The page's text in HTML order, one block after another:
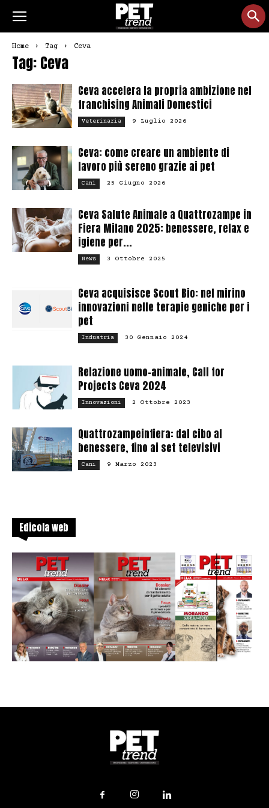
Home Tag Ceva
Tag: Ceva
Ceva accelera la propria ambizione nel
franchising Animali Domestici
Veterinaria 9 Luglio 2026
Ceva: come creare un ambiente di
lavoro più sereno grazie ai pet
Cani 25 Giugno 2026
Ceva Salute Animale a Quattrozampe in
Fiera Milano 2025: benessere, relax e
igiene per...
News 3 Ottobre 2025
Ceva acquisisce Scout Bio: nel mirino
innovazioni nelle terapie geniche per i
pet
Industria 30 Gennaio 2024
Relazione uomo-animale, Call for
Projects Ceva 2024
Innovazioni 2 Ottobre 2023
Quattrozampeinfiera: dal cibo al
benessere, fino ai set televisivi
Cani 9 Marzo 2023
Edicola web